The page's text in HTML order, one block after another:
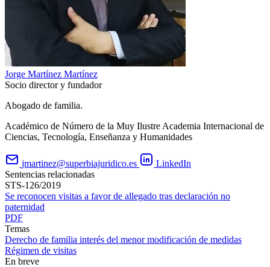
Jorge Martínez Martínez
Socio director y fundador
Abogado de familia.
Académico de Número de la Muy Ilustre Academia Internacional de
Ciencias, Tecnología, Enseñanza y Humanidades
jmartinez@superbiajuridico.es
LinkedIn
Sentencias relacionadas
STS-126/2019
Se reconocen visitas a favor de allegado tras declaración no
paternidad
PDF
Temas
Derecho de familia interés del menormodificación de medidas
Régimen de visitas
En breve